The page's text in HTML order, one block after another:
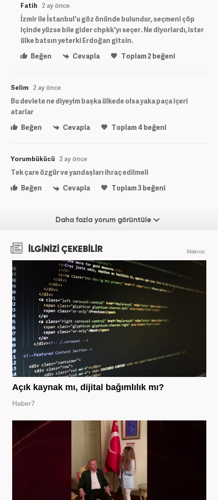
Fatih 2 ay önce
İzmir ile İstanbul'u göz önünde bulundur, seçmeni çöp
içinde yüzse bile gider chpkk'yı seçer. Ne diyorlardı, ister
ülke batsın yeterki Erdoğan gitsin.
Beğen
Cevapla Toplam2 beğeni
Selim 2 ay önce
Bu devlete ne diyeyim başka ülkede olsa yaka paça içeri
atarlar
Beğen
Cevapla Toplam4 beğeni
Yorumbükücü 2 ay önce
Tek çare özgür ve yandaşları ihraç edilmeli
Beğen
Cevapla Toplam3beğeni
Daha fazla yorum görüntüle
İLGİNİZİ ÇEKEBİLİR Makroo
Açık kaynak mı, dijital bağımlılık mı?
Haber7